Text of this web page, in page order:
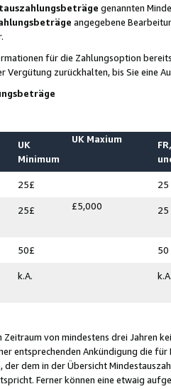
genannten
angegebene
für die Zahlungsoption
Vergütung zurückhalten, bis Sie
UK
Minimum
UK Maxium
25£ 25
25£ £5,000 25
50£ 50
k.A.
von mindestens drei Jahren
entsprechenden Ankündigung die
dem in der Übersicht
Ferner können eine etwaig